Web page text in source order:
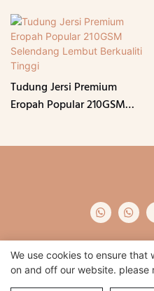
Tudung Jersi Premium
Eropah Popular 210GSM
Hak Cipta © 2024 Qidian -
We use cookies to ensure
on and off our website. please